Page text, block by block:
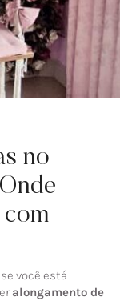
no
com
você está
alongamento de